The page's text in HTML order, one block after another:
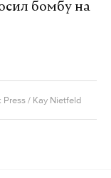
бомбу на
/ Kay Nietfeld